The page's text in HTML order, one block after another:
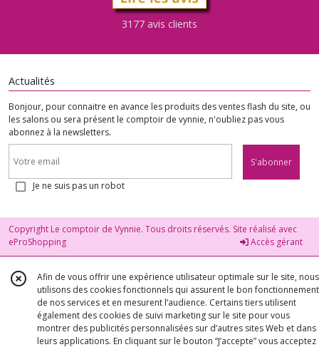
3177 avis clients
Actualités
Bonjour, pour connaitre en avance les produits des ventes flash du site, ou
les salons ou sera présent le comptoir de vynnie, n'oubliez pas vous
abonnez à la newsletters.
S'abonner
Je ne suis pas un robot
Copyright Le comptoir de Vynnie. Tous droits réservés. Site réalisé avec
eProShopping
Accès gérant
Afin de vous offrir une expérience utilisateur optimale sur le site, nous
utilisons des cookies fonctionnels qui assurent le bon fonctionnement
de nos services et en mesurent l’audience. Certains tiers utilisent
également des cookies de suivi marketing sur le site pour vous
montrer des publicités personnalisées sur d’autres sites Web et dans
leurs applications. En cliquant sur le bouton “J’accepte” vous acceptez